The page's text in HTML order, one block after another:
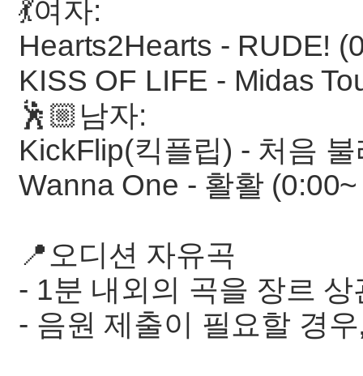
💃여자:
Hearts2Hearts - RUDE!
KISS OF LIFE - Midas
🕺🏼남자:
KickFlip(킥플립) - 처음
Wanna One - 활활
📍오디션 자유곡
- 1분 내외의 곡을 장르
- 음원 제출이 필요할 경